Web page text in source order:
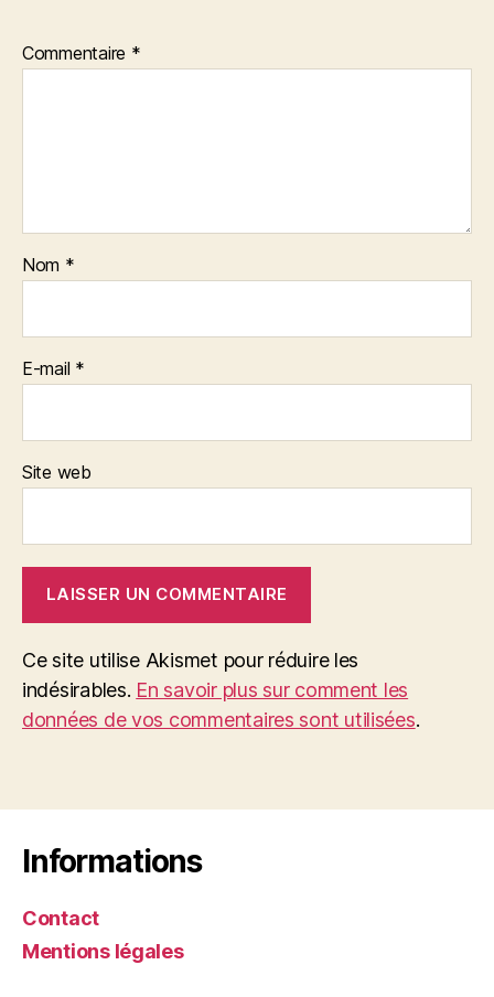
Commentaire *
Nom *
E-mail *
Site web
Ce site utilise Akismet pour réduire les
indésirables. En savoir plus sur comment les
données de vos commentaires sont utilisées.
Informations
Contact
Mentions légales